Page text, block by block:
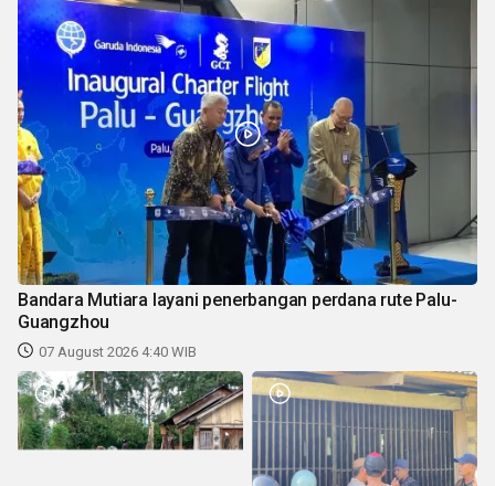
Bandara Mutiara layani penerbangan perdana rute Palu-
Guangzhou
07 August 2026 4:40 WIB